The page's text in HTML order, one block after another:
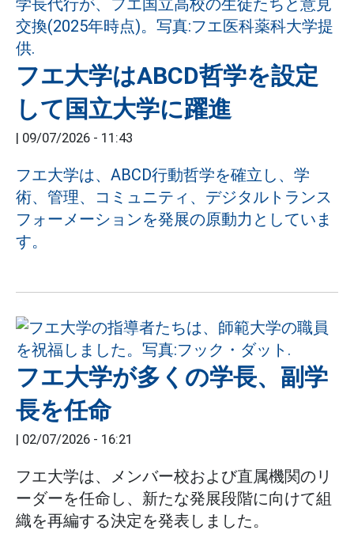
フエ大学はABCD哲学を設定
して国立大学に躍進
| 09/07/2026 - 11:43
フエ大学は、ABCD行動哲学を確立し、学
術、管理、コミュニティ、デジタルトランス
フォーメーションを発展の原動力としていま
す。
フエ大学が多くの学長、副学
長を任命
| 02/07/2026 - 16:21
フエ大学は、メンバー校および直属機関のリ
ーダーを任命し、新たな発展段階に向けて組
織を再編する決定を発表しました。